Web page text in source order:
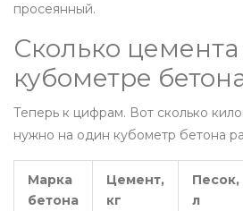
просеянный.
Сколько
кубометре
Теперь к цифрам. Вот сколько
нужно на один кубометр бетона
Марка
бетона
Цемент,
кг
Песок,
л